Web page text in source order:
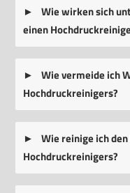
Wie wirken sich
einen
Wie vermeide ich
Hochdruckreinigers?
Wie reinige ich
Hochdruckreinigers?